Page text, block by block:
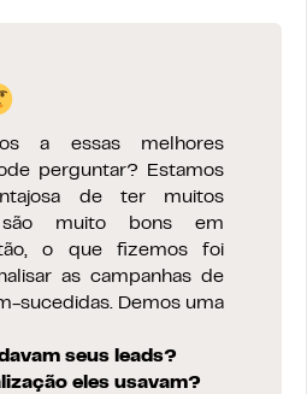
a essas melhores
perguntar? Estamos
de ter muitos
muito bons em
o que fizemos foi
as campanhas de
sucedidas. Demos uma
seus leads?
eles usavam?